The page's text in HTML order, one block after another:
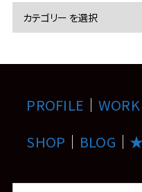
PROFILE ｜ WORK
SHOP ｜ BLOG ｜ ★